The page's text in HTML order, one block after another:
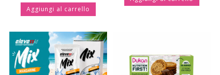
Aggiungi al carrello